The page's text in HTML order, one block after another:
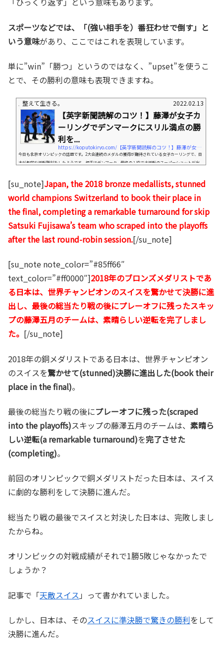
スポーツなどでは、「(強い相手を）番狂わせで倒す」と
いう意味があり、ここではこれを表現しています。
単に”win”「勝つ」というのではなく、”upset”を使うこ
とで、その勝利の意味も表現できますね。
整えて生きる。 2022.02.13
【英字新聞読解のコツ！】藤澤が女子カ
ーリングでデンマークにスリル満点の勝
利を...
https://koputokiryo.com/【英字新聞読解のコツ！】藤澤が女子カーリング
今日も北京オリンピックの話題です。2大会連続のメダルの獲得が期待されている女子カーリングで、日
本が劇的な逆転勝利をしたようです。相手はデンマーク。最終の１投で大逆転のスーパーショットが出
でみたいと思います。Skip Satsuki Fujisawa’s super shot with the final stone gave Japan thre
e points and a dramatic 8-7 come-from-behind victory over Denmark in women’s curling at t
he Beijing Winter Olympics on Saturday...
[su_note]Japan, the 2018 bronze medallists, stunned
world champions Switzerland to book their place in
the final, completing a remarkable turnaround for skip
Satsuki Fujisawa’s team who scraped into the playoffs
after the last round-robin session.[/su_note]
[su_note note_color=”#85ff66″
text_color=”#ff0000″]2018年のブロンズメダリストであ
る日本は、世界チャンピオンのスイスを驚かせて決勝に進
出し、最後の総当たり戦の後にプレーオフに残ったスキッ
プの藤澤五月のチームは、素晴らしい逆転を完了しまし
た。 [/su_note]
2018年の銅メダリストである日本は、世界チャンピオン
のスイスを驚かせて(stunned)決勝に進出した(book their
place in the final)。
最後の総当たり戦の後にプレーオフに残った(scraped
into the playoffs)スキップの藤澤五月のチームは、 素晴ら
しい逆転(a remarkable turnaround)を完了させた
(completing)。
前回のオリンピックで銅メダリストだった日本は、スイス
に劇的な勝利をして決勝に進んだ。
総当たり戦の最後でスイスと対決した日本は、完敗しまし
たからね。
オリンピックの対戦成績がそれで1勝5敗じゃなかったで
しょうか？
記事で「天敵スイス 」って書かれていました。
しかし、日本は、そのスイスに準決勝で驚きの勝利をして
決勝に進んだ。